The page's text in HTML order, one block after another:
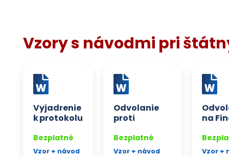
Vzory s návodmi pri
Vyjadrenie
k protokolu
kontroly
Bezplatné
Vzor + návod
Odvolanie
proti
inšpektorátu
Slovenskej
Bezplatné
Vzor + návod
na
Vzor +